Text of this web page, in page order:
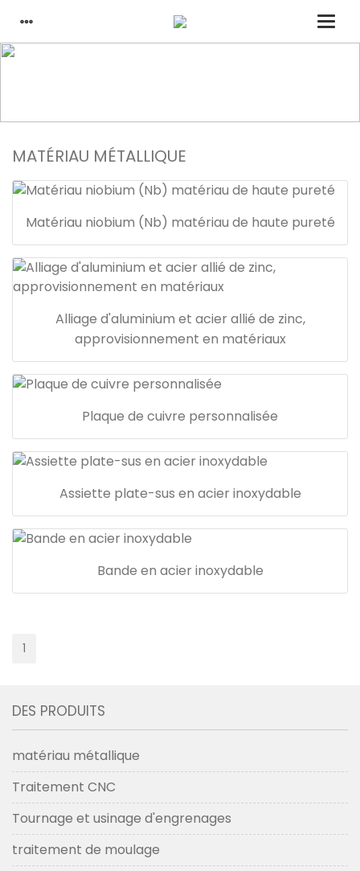
MATÉRIAU MÉTALLIQUE
Matériau niobium (Nb) matériau de haute pureté
Alliage d'aluminium et acier allié de zinc,
approvisionnement en matériaux
Plaque de cuivre personnalisée
Assiette plate-sus en acier inoxydable
Bande en acier inoxydable
1
DES PRODUITS
matériau métallique
Traitement CNC
Tournage et usinage d'engrenages
traitement de moulage